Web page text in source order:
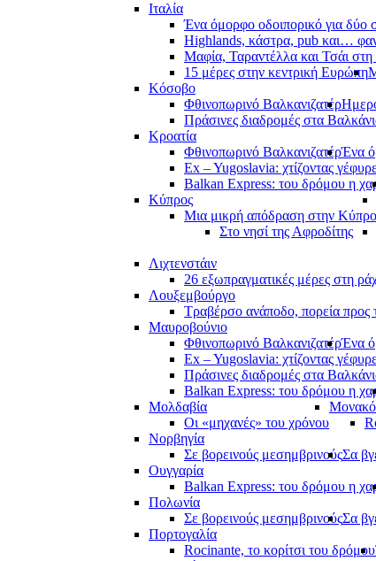
Ιταλία
Ένα όμορφο οδοιπορικό για δύο
Highlands, κάστρα, pub και…
Μαφία, Ταραντέλλα και Τσάι
15 μέρες στην κεντρική Ευρώπη
Κόσοβο
Φθινοπωρινό Βαλκανιζατέρ
Πράσινες διαδρομές στα
Κροατία
Φθινοπωρινό ΒαλκανιζατέρΈνα
Ex – Yugoslavia: χτίζοντας
Balkan Express: του δρόμου η
Κύπρος
Μια μικρή απόδραση στην Κύπρο
Στο νησί της Αφροδίτης
Λιχτενστάιν
26 εξωπραγματικές μέρες στη
Λουξεμβούργο
Τραβέρσο ανάποδο, πορεία προς
Μαυροβούνιο
Φθινοπωρινό ΒαλκανιζατέρΈνα
Ex – Yugoslavia: χτίζοντας
Πράσινες διαδρομές στα
Balkan Express: του δρόμου η
Μολδαβία
Οι «μηχανές» του χρόνου
Μονακό
Νορβηγία
Σε βορεινούς μεσημβρινούςΣα
Ουγγαρία
Balkan Express: του δρόμου η
Πολωνία
Σε βορεινούς μεσημβρινούςΣα
Πορτογαλία
Rocinante, το κορίτσι του δρόμου